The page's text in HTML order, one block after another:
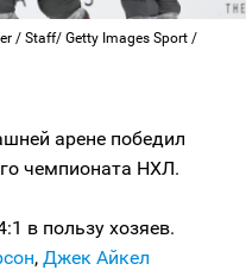
/ Staff/ Getty Images Sport /
арене победил
чемпионата НХЛ.
в пользу хозяев.
, Джек Айкел